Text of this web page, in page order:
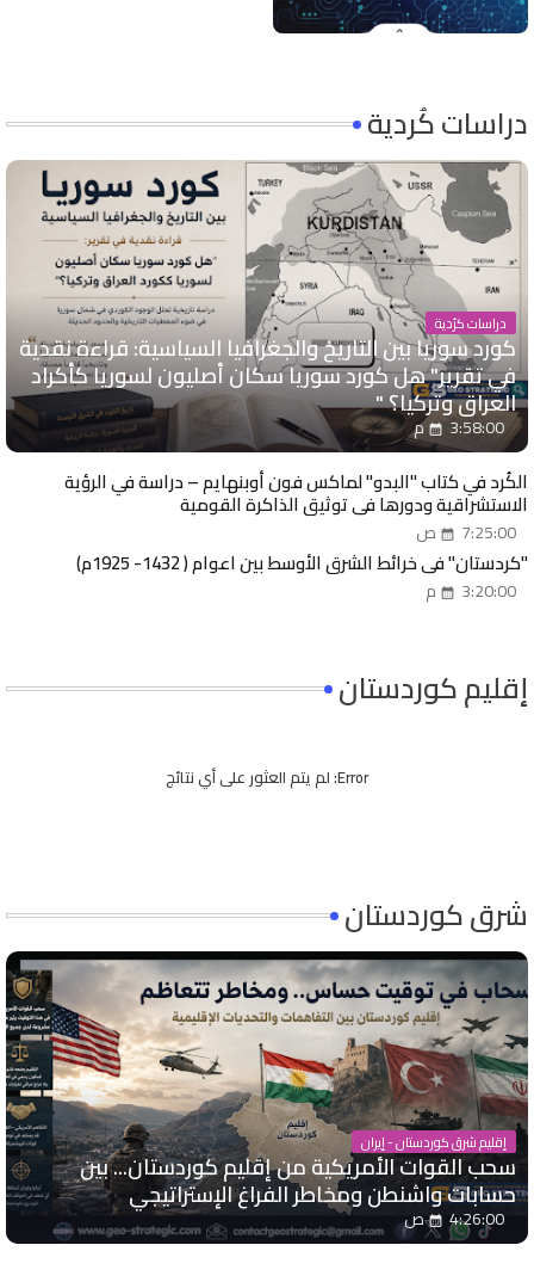
دراسات كُردية
دراسات كرُدية
كورد سوريا بين التاريخ والجغرافيا السياسية: قراءة نقدية
في تقرير" هل كورد سوريا سكان أصليون لسوريا كأكراد
العراق وتركيا؟ "
3:58:00 م
الكُرد في كتاب "البدو" لماكس فون أوبنهايم – دراسة في الرؤية
الاستشراقية ودورها في توثيق الذاكرة القومية
7:25:00 ص
"كردستان" في خرائط الشرق الأوسط بين اعوام ( 1432- 1925م)
3:20:00 م
إقليم كوردستان
Error: لم يتم العثور على أي نتائج
شرق كوردستان
إقليم شرق كوردستان - إيران
سحب القوات الأمريكية من إقليم كوردستان... بين
حسابات واشنطن ومخاطر الفراغ الإستراتيجي
4:26:00 ص